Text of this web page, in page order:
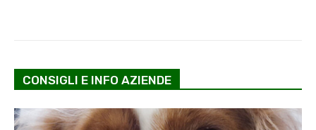
CONSIGLI E INFO AZIENDE